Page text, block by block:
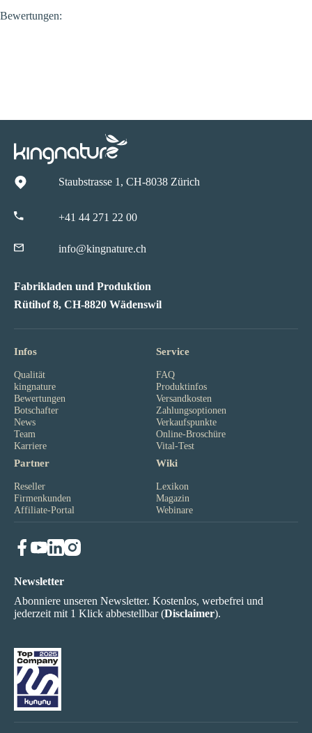
Bewertungen:
Staubstrasse 1, CH-8038 Zürich
+41 44 271 22 00
info@kingnature.ch
Fabrikladen und Produktion
Rütihof 8, CH-8820 Wädenswil
Infos
Qualität
kingnature
Bewertungen
Botschafter
News
Team
Karriere
Service
FAQ
Produktinfos
Versandkosten
Zahlungsoptionen
Verkaufspunkte
Online-Broschüre
Vital-Test
Partner
Reseller
Firmenkunden
Affiliate-Portal
Wiki
Lexikon
Magazin
Webinare
Newsletter
Abonniere unseren Newsletter. Kostenlos, werbefrei und
jederzeit mit 1 Klick abbestellbar (Disclaimer).